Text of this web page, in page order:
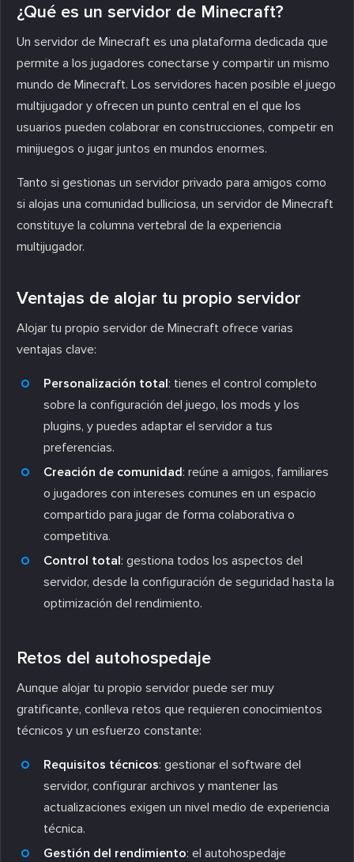
¿Qué es un servidor de Minecraft?
Un servidor de Minecraft es una plataforma dedicada que
permite a los jugadores conectarse y compartir un mismo
mundo de Minecraft. Los servidores hacen posible el juego
multijugador y ofrecen un punto central en el que los
usuarios pueden colaborar en construcciones, competir en
minijuegos o jugar juntos en mundos enormes.
Tanto si gestionas un servidor privado para amigos como
si alojas una comunidad bulliciosa, un servidor de Minecraft
constituye la columna vertebral de la experiencia
multijugador.
Ventajas de alojar tu propio servidor
Alojar tu propio servidor de Minecraft ofrece varias
ventajas clave:
Personalización total: tienes el control completo
sobre la configuración del juego, los mods y los
plugins, y puedes adaptar el servidor a tus
preferencias.
Creación de comunidad: reúne a amigos, familiares
o jugadores con intereses comunes en un espacio
compartido para jugar de forma colaborativa o
competitiva.
Control total: gestiona todos los aspectos del
servidor, desde la configuración de seguridad hasta la
optimización del rendimiento.
Retos del autohospedaje
Aunque alojar tu propio servidor puede ser muy
gratificante, conlleva retos que requieren conocimientos
técnicos y un esfuerzo constante:
Requisitos técnicos: gestionar el software del
servidor, configurar archivos y mantener las
actualizaciones exigen un nivel medio de experiencia
técnica.
Gestión del rendimiento: el autohospedaje